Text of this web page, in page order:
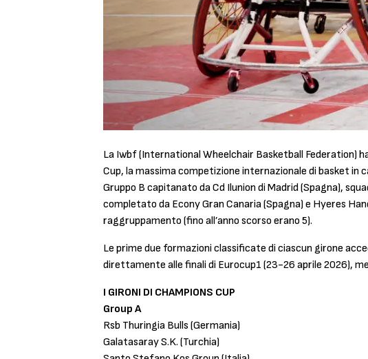
La Iwbf (International Wheelchair Basketball Federation)
Cup, la massima competizione internazionale di basket in
Gruppo B capitanato da Cd Ilunion di Madrid (Spagna),
completato da Econy Gran Canaria (Spagna) e Hyeres
raggruppamento (fino all’anno scorso erano 5).
Le prime due formazioni classificate di ciascun girone
direttamente alle finali di Eurocup1 (23-26 aprile 2026),
I GIRONI DI CHAMPIONS CUP
Group A
Rsb Thuringia Bulls (Germania)
Galatasaray S.K. (Turchia)